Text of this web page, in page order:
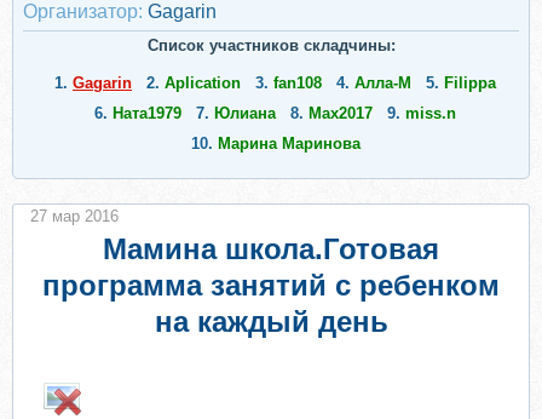
Организатор: Gagarin
Список участников складчины:
1. Gagarin 2. Aplication 3. fan108 4. Алла-M 5. Filippa
6. Ната1979 7. Юлиана 8. Max2017 9. miss.n
10. Марина Маринова
Мамина школа.Готовая
программа занятий с ребенком
на каждый день
27 мар 2016